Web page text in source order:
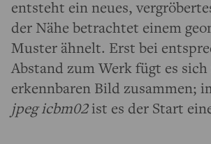
entsteht ein neues,
der Nähe betrachtet einem
Muster ähnelt. Erst bei
Abstand zum Werk fügt es
erkennbaren Bild zusammen;
jpeg icbm02ist es der Start